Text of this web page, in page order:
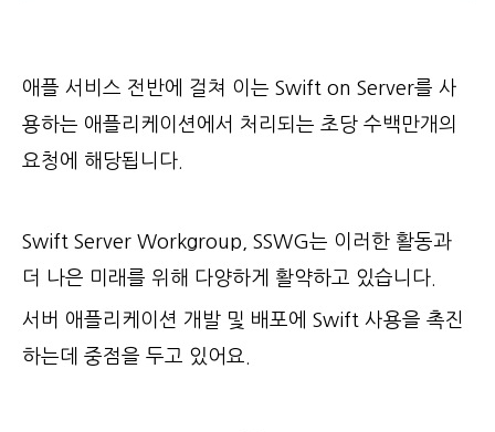
애플 서비스 전반에 걸쳐 이는 Swift on Server를 사
용하는 애플리케이션에서 처리되는 초당 수백만개의
요청에 해당됩니다.
Swift Server Workgroup, SSWG는 이러한 활동과
더 나은 미래를 위해 다양하게 활약하고 있습니다.
서버 애플리케이션 개발 및 배포에 Swift 사용을 촉진
하는데 중점을 두고 있어요.